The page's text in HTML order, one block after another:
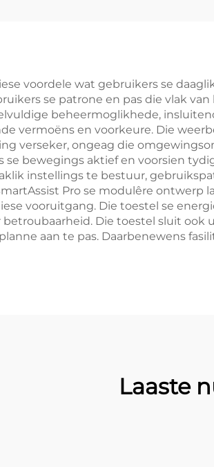
voordele wat gebruikers se
se patrone en pas die vlak
beheermoglikhede,
vermoëns en voorkeure. Die
verseker, ongeag die
bewegings aktief en voorsien
instellings te bestuur,
Pro se modulêre
vooruitgang. Die toestel se
Die toestel sluit
aan te pas. Daarbenewens
Laaste